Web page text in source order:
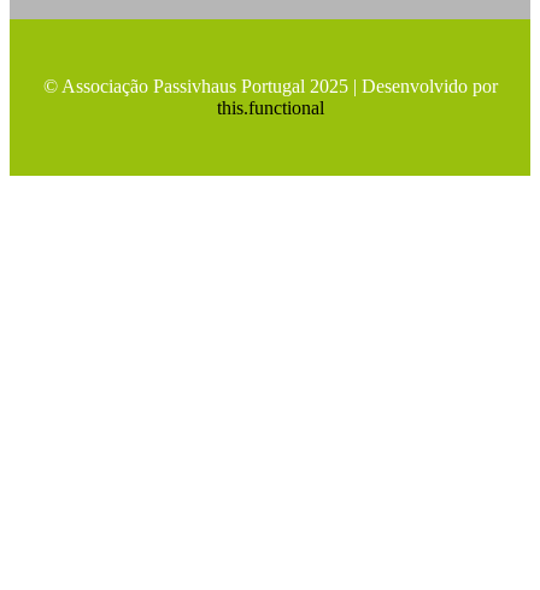
© Associação Passivhaus Portugal 2025 | Desenvolvido por
this.functional